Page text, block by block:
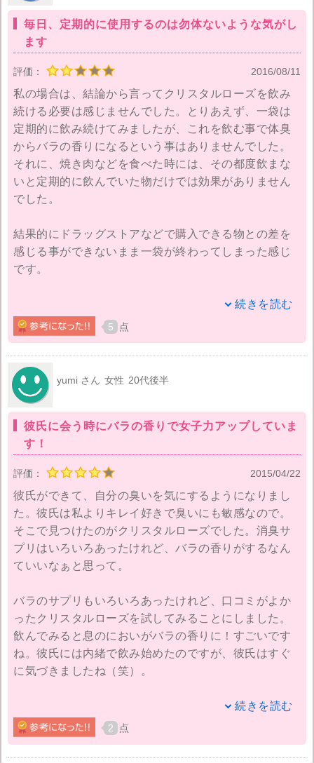
効果のみで体臭への効果は出ていないようです。
話の流れで私が「オナラも便もバラになるかしら？」
「バラまではいかないけど、前ほど臭くない・・・と
思う。」と言っていたので、そのあたりも期待です
ね。何より、朝起き掛けの口臭が緩和され始めたのが
実感できたので今後も続けていこうと思っています。
毎日、定期的に使用するのは勿体ないような気がし
ます
評価： 2016/08/11
私の場合は、結論から言ってクリスタルローズを飲み
続ける必要は感じませんでした。とりあえず、一袋は
定期的に飲み続けてみましたが、これを飲む事で体臭
からバラの香りになるという事はありませんでした。
それに、焼き肉などを食べた時には、その都度飲まな
いと定期的に飲んでいた物だけでは効果がありません
でした。
結果的にドラッグストアなどで購入できる物との差を
感じる事ができないまま一袋が終わってしまった感じ
です。
購入を決めた貴重なブルガリアダマスクローズの天然
オイルを使っているというだけの事はあってドラッグ
ストアなどで購入できる物に比べると、やはり飲んだ
直後のローズの贅沢な香りには満足感が得られます。
定期コースでの初回注文価格が余りにもリーズナブル
だったため定期コースで二袋目が送られてきていま
す。四回以上の継続が必要という事でしたので、少し
贅沢な使い方ではありますが、臭いが気になる食事の
わりのような使い方をしていこうと思っています。
続きを読む
5 点
yumi さん 女性 20代後半
彼氏に会う時にバラの香りで女子力アップしていま
す！
評価： 2015/04/22
彼氏ができて、自分の臭いを気にするようになりまし
た。彼氏は私よりキレイ好きで臭いにも敏感なので。
そこで見つけたのがクリスタルローズでした。消臭サ
プリはいろいろあったけれど、バラの香りがするなん
ていいなぁと思って。
バラのサプリもいろいろあったけれど、口コミがよか
ったクリスタルローズを試してみることにしました。
飲んでみると息のにおいがバラの香りに！すごいです
ね。彼氏には内緒で飲み始めたのですが、彼氏はすぐ
に気づきましたね（笑）。
ずっと気に入ってのんでいたのですが、そのうち彼氏
が飲まなくていいよって言ってきました。理由を聞い
てみると、身体に溜まりそうだからって。
続きを読む
2 点